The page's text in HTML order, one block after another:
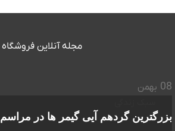
مجله آنلاین فروشگاه
08 بهمن
بزرگترین گردهم آیی گیمر ها در مراسم